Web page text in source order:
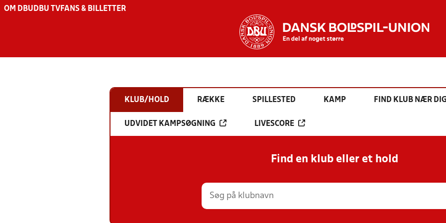
OM DBU DBU TV FANS & BILLETTER
KLUB/HOLD RÆKKE SPILLESTED KAMP FIND KLUB NÆR
UDVIDET KAMPSØGNING LIVESCORE
Find en klub eller et hold